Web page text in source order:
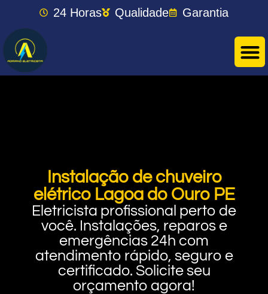
24 Horas Qualidade Garantia
Instalação de chuveiro
elétrico Lagoa do Ouro PE
Eletricista profissional perto de
você. Instalações, reparos e
emergências 24h com
atendimento rápido, seguro e
certificado. Solicite seu
orçamento agora!